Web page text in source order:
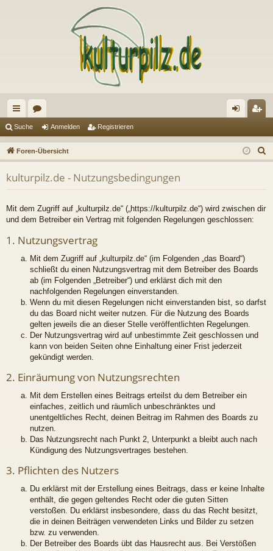
ch
ne
llz
ug
en m
el
ist
rie
Suche Anmelden Registrieren
Foren-Übersicht
u
kulturpilz.de - Nutzungsbedingungen
Mit dem Zugriff auf „kulturpilz.de“ („https://kulturpilz.de“) wird zwischen dir
und dem Betreiber ein Vertrag mit folgenden Regelungen geschlossen:
1. Nutzungsvertrag
Mit dem Zugriff auf „kulturpilz.de“ (im Folgenden „das Board“)
schließt du einen Nutzungsvertrag mit dem Betreiber des Boards
ab (im Folgenden „Betreiber“) und erklärst dich mit den
nachfolgenden Regelungen einverstanden.
Wenn du mit diesen Regelungen nicht einverstanden bist, so darfst
du das Board nicht weiter nutzen. Für die Nutzung des Boards
gelten jeweils die an dieser Stelle veröffentlichten Regelungen.
Der Nutzungsvertrag wird auf unbestimmte Zeit geschlossen und
kann von beiden Seiten ohne Einhaltung einer Frist jederzeit
gekündigt werden.
2. Einräumung von Nutzungsrechten
Mit dem Erstellen eines Beitrags erteilst du dem Betreiber ein
einfaches, zeitlich und räumlich unbeschränktes und
unentgeltliches Recht, deinen Beitrag im Rahmen des Boards zu
nutzen.
Das Nutzungsrecht nach Punkt 2, Unterpunkt a bleibt auch nach
Kündigung des Nutzungsvertrages bestehen.
3. Pflichten des Nutzers
Du erklärst mit der Erstellung eines Beitrags, dass er keine Inhalte
enthält, die gegen geltendes Recht oder die guten Sitten
verstoßen. Du erklärst insbesondere, dass du das Recht besitzt,
die in deinen Beiträgen verwendeten Links und Bilder zu setzen
bzw. zu verwenden.
Der Betreiber des Boards übt das Hausrecht aus. Bei Verstößen